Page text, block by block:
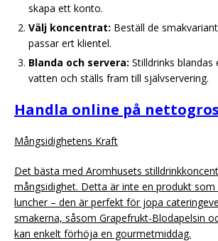
skapa ett konto.
Välj koncentrat: Beställ de
passar ert klientel.
Blanda och servera: Stilldrinks
vatten och ställs fram till självservering.
Handla online på
Mångsidighetens Kraft
Det bästa med Aromhusets
mångsidighet. Detta är inte en produkt
luncher – den är perfekt för jopa
smakerna, såsom Grapefrukt-Blodapelsin
kan enkelt förhöja en gourmetmiddag.